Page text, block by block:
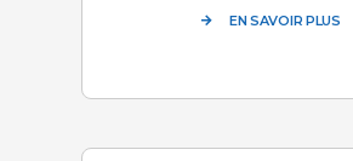
EN SAVOIR PLUS